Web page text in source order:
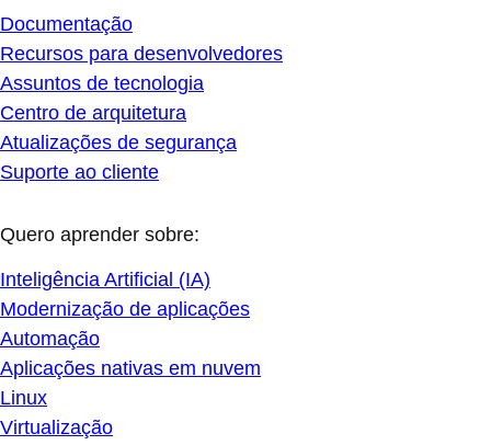
Documentação
Recursos para desenvolvedores
Assuntos de tecnologia
Centro de arquitetura
Atualizações de segurança
Suporte ao cliente
Quero aprender sobre:
Inteligência Artificial (IA)
Modernização de aplicações
Automação
Aplicações nativas em nuvem
Linux
Virtualização